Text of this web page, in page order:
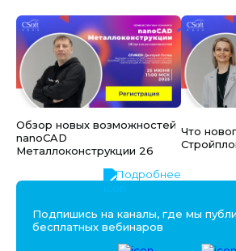
Обзор новых возможностей
nanoCAD
Металлоконструкции 26
Подробнее
Что
Подпишись на каналы, где мы
бесплатных вебинаров